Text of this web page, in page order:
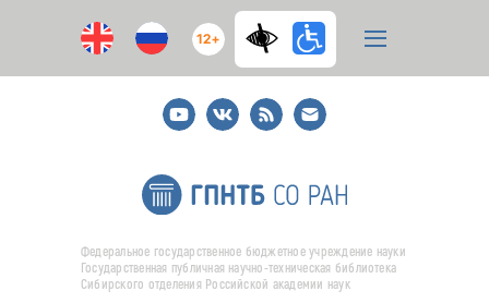
12+
YoutubeВКонтакте
RSS
E-
mail
подписка
Федеральное государственное бюджетное учреждение науки
Государственная публичная научно-техническая библиотека
Сибирского отделения Российской академии наук